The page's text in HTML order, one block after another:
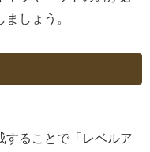
しょう。
することで「レベルア